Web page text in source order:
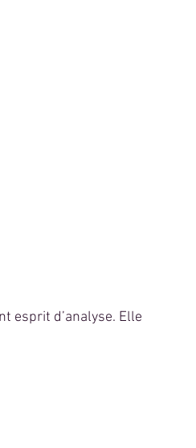
esprit d’analyse. Elle